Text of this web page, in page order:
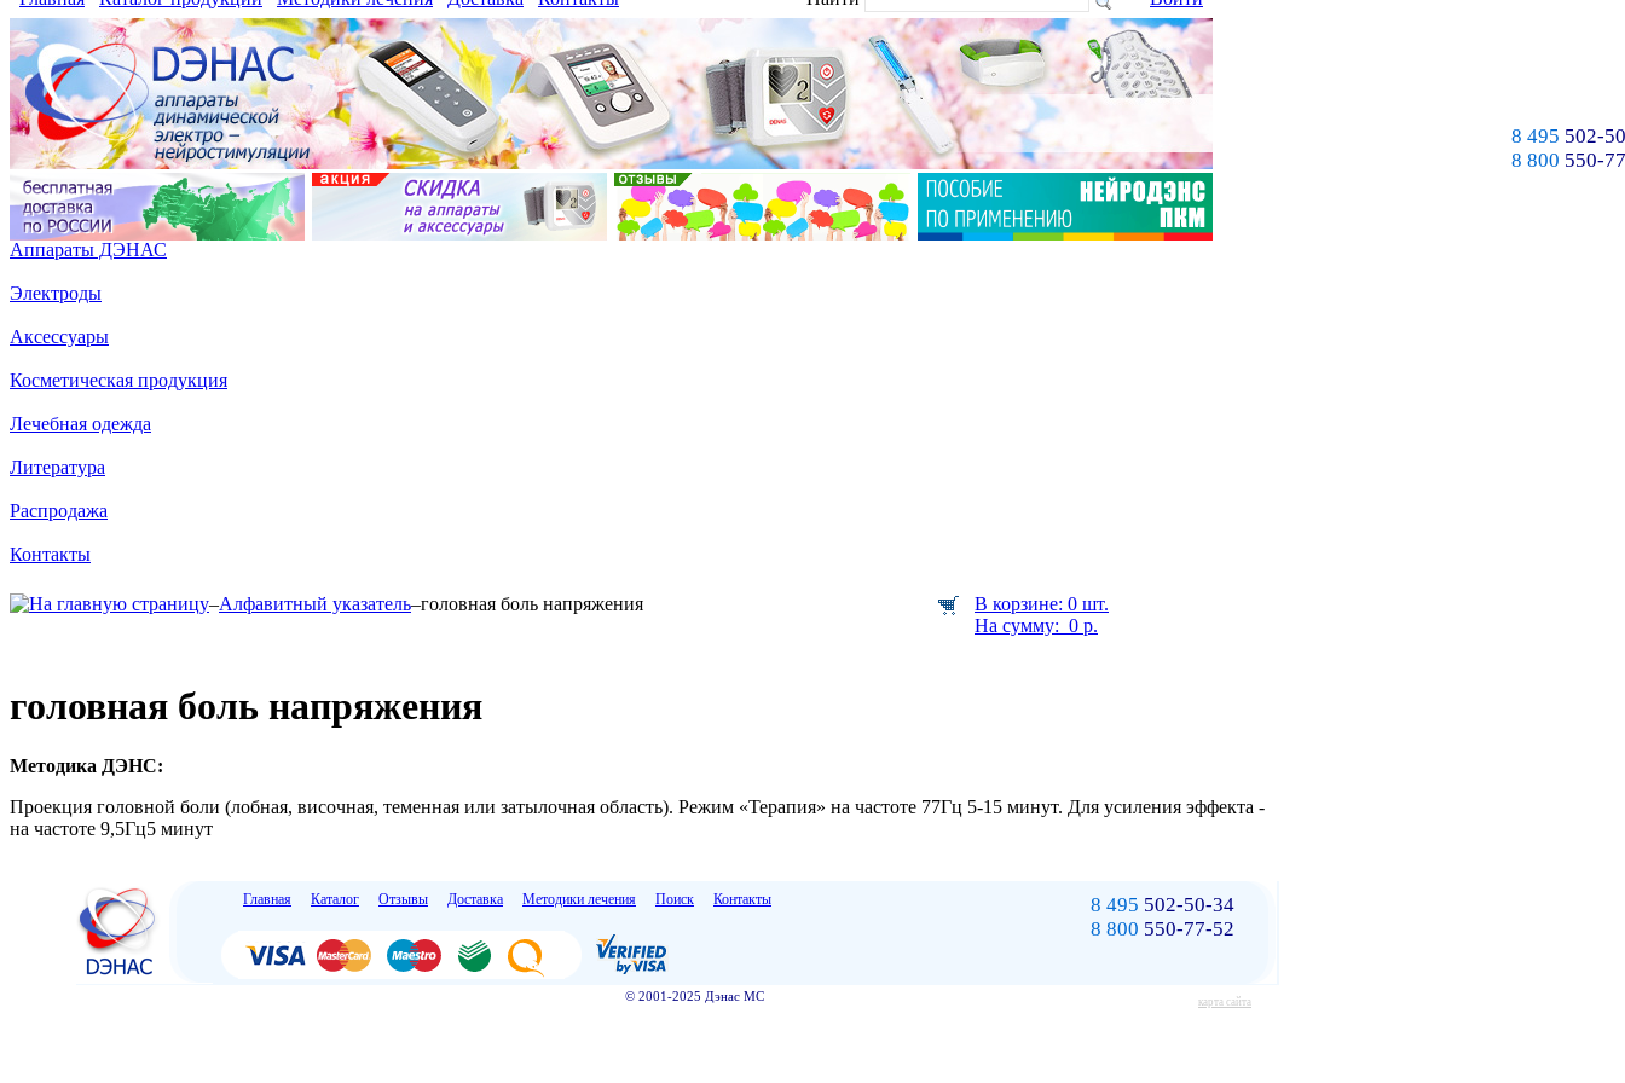
8 495 502-
8 800 550-
Аппараты ДЭНАС
Электроды
Аксессуары
Косметическая продукция
Лечебная одежда
Литература
Распродажа
Контакты
–Алфавитный указатель–головная боль напряжения
В корзине: 0 шт.
На сумму: 0 р.
головная боль напряжения
Методика ДЭНС:
Проекция головной боли (лобная, височная, теменная или затылочная область). Режим «Терапия» на частоте 77Гц 5-15 минут. Для усиления эффекта -
на частоте 9,5Гц5 минут
Главная Каталог Отзывы Доставка Методики лечения Поиск Контакты 8 495 502-50-34
8 800 550-77-52
© 2001-2025 Дэнас МС карта сайта